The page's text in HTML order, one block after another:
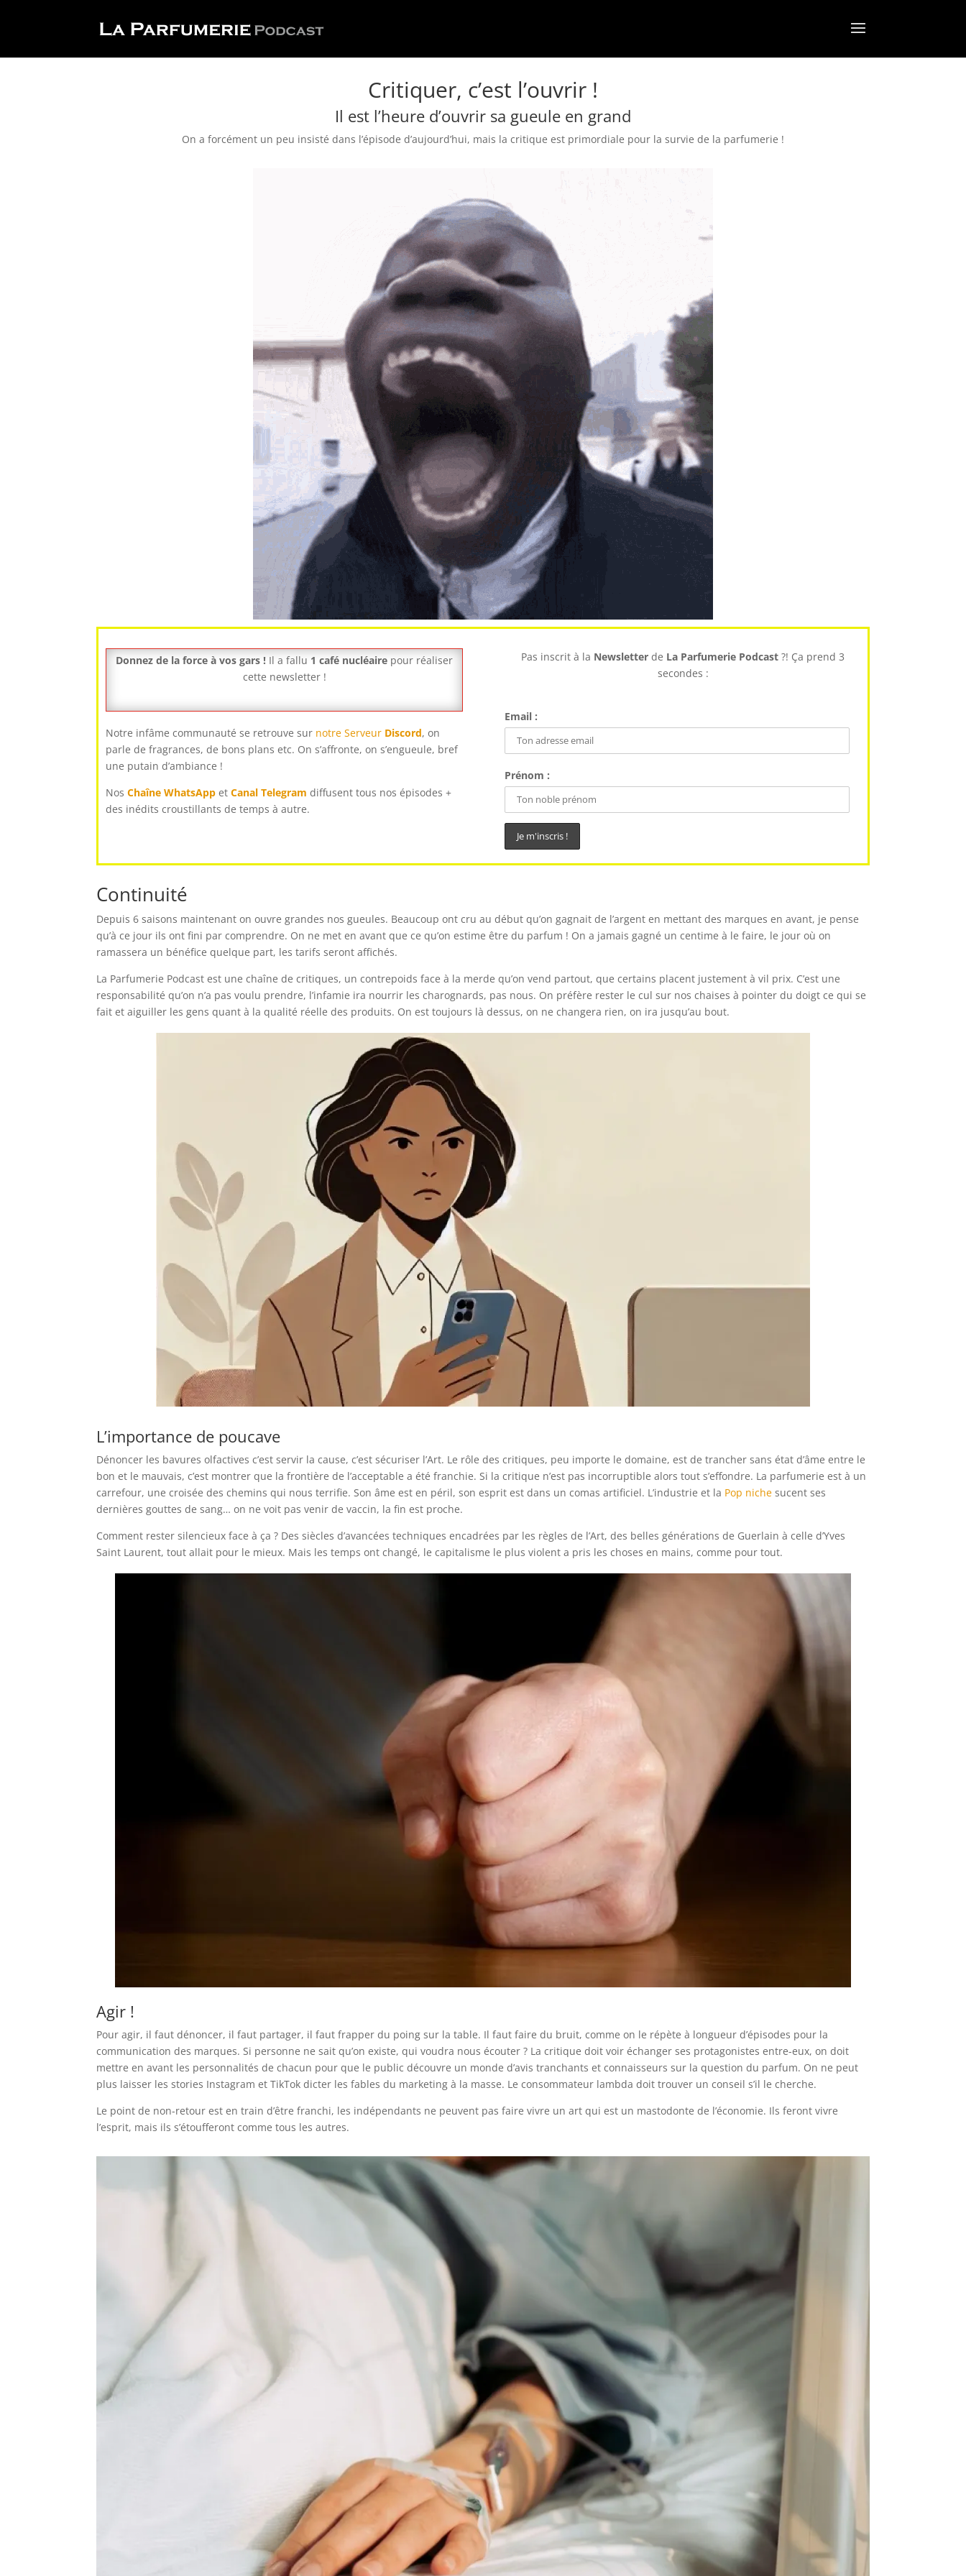
Critiquer, c’est l’ouvrir !
Il est l’heure d’ouvrir sa gueule en grand
On a forcément un peu insisté dans l’épisode d’aujourd’hui, mais la critique est primordiale pour la survie de la parfumerie !
Donnez de la force à vos gars ! Il a fallu 1 café nucléaire pour réaliser
cette newsletter !
Notre infâme communauté se retrouve sur notre Serveur Discord, on
parle de fragrances, de bons plans etc. On s’affronte, on s’engueule, bref
une putain d’ambiance !
NosChaîne WhatsApp etCanal Telegram diffusent tous nos épisodes +
des inédits croustillants de temps à autre.
Pas inscrit à la Newsletter de La Parfumerie Podcast ?! Ça prend 3
secondes :
Email :
Prénom :
Continuité
Depuis 6 saisons maintenant on ouvre grandes nos gueules. Beaucoup ont cru au début qu’on gagnait de l’argent en mettant des marques en avant, je pense
qu’à ce jour ils ont fini par comprendre. On ne met en avant que ce qu’on estime être du parfum ! On a jamais gagné un centime à le faire, le jour où on
ramassera un bénéfice quelque part, les tarifs seront affichés.
La Parfumerie Podcast est une chaîne de critiques, un contrepoids face à la merde qu’on vend partout, que certains placent justement à vil prix. C’est une
responsabilité qu’on n’a pas voulu prendre, l’infamie ira nourrir les charognards, pas nous. On préfère rester le cul sur nos chaises à pointer du doigt ce qui se
fait et aiguiller les gens quant à la qualité réelle des produits. On est toujours là dessus, on ne changera rien, on ira jusqu’au bout.
L’importance de poucave
Dénoncer les bavures olfactives c’est servir la cause, c’est sécuriser l’Art. Le rôle des critiques, peu importe le domaine, est de trancher sans état d’âme entre le
bon et le mauvais, c’est montrer que la frontière de l’acceptable a été franchie. Si la critique n’est pas incorruptible alors tout s’effondre. La parfumerie est à un
carrefour, une croisée des chemins qui nous terrifie. Son âme est en péril, son esprit est dans un comas artificiel. L’industrie et la Pop niche sucent ses
dernières gouttes de sang… on ne voit pas venir de vaccin, la fin est proche.
Comment rester silencieux face à ça ? Des siècles d’avancées techniques encadrées par les règles de l’Art, des belles générations de Guerlain à celle d’Yves
Saint Laurent, tout allait pour le mieux. Mais les temps ont changé, le capitalisme le plus violent a pris les choses en mains, comme pour tout.
Agir !
Pour agir, il faut dénoncer, il faut partager, il faut frapper du poing sur la table. Il faut faire du bruit, comme on le répète à longueur d’épisodes pour la
communication des marques. Si personne ne sait qu’on existe, qui voudra nous écouter ? La critique doit voir échanger ses protagonistes entre-eux, on doit
mettre en avant les personnalités de chacun pour que le public découvre un monde d’avis tranchants et connaisseurs sur la question du parfum. On ne peut
plus laisser les stories Instagram et TikTok dicter les fables du marketing à la masse. Le consommateur lambda doit trouver un conseil s’il le cherche.
Le point de non-retour est en train d’être franchi, les indépendants ne peuvent pas faire vivre un art qui est un mastodonte de l’économie. Ils feront vivre
l’esprit, mais ils s’étoufferont comme tous les autres.